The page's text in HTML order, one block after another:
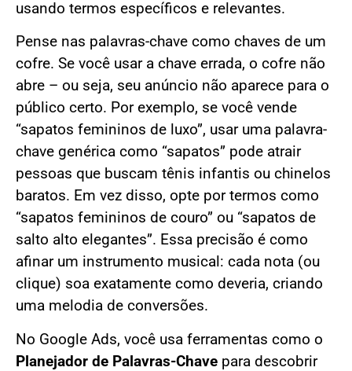
usando termos específicos e relevantes.
Pense nas palavras-chave como chaves de um
cofre. Se você usar a chave errada, o cofre não
abre – ou seja, seu anúncio não aparece para o
público certo. Por exemplo, se você vende
“sapatos femininos de luxo”, usar uma palavra-
chave genérica como “sapatos” pode atrair
pessoas que buscam tênis infantis ou chinelos
baratos. Em vez disso, opte por termos como
“sapatos femininos de couro” ou “sapatos de
salto alto elegantes”. Essa precisão é como
afinar um instrumento musical: cada nota (ou
clique) soa exatamente como deveria, criando
uma melodia de conversões.
No Google Ads, você usa ferramentas como o
Planejador de Palavras-Chave para descobrir